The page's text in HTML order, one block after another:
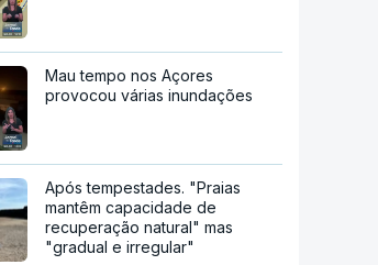
Mau tempo nos Açores
provocou várias inundações
Após tempestades. "Praias
mantêm capacidade de
recuperação natural" mas
"gradual e irregular"